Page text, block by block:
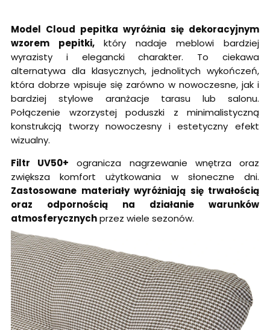
Model Cloud pepitka wyróżnia się dekoracyjnym
wzorem pepitki,który nadaje meblowi bardziej
wyrazisty i elegancki charakter. To ciekawa
alternatywa dla klasycznych, jednolitych wykończeń,
która dobrze wpisuje się zarówno w nowoczesne, jak i
bardziej stylowe aranżacje tarasu lub salonu.
Połączenie wzorzystej poduszki z minimalistyczną
konstrukcją tworzy nowoczesny i estetyczny efekt
wizualny.
Filtr UV50+ ogranicza nagrzewanie wnętrza oraz
zwiększa komfort użytkowania w słoneczne dni.
Zastosowane materiały wyróżniają się trwałością
oraz odpornością na działanie warunków
atmosferycznychprzez wiele sezonów.